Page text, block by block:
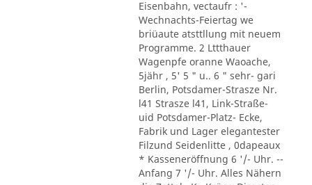
Eisenbahn, vectaufr : '-
Wechnachts-Feiertag we
briüaute atsttllung mit neuem
Programme. 2 Lttthauer
Wagenpfe oranne Waoache,
5jähr , 5' 5 " u.. 6 " sehr- gari
Berlin, Potsdamer-Strasze Nr.
l41 Strasze l41, Link-Straße-
uid Potsdamer-Platz- Ecke,
Fabrik und Lager elegantester
Filzund Seidenlitte , 0dapeaux
* Kasseneröffnung 6 '/- Uhr. --
Anfang 7 '/- Uhr. Alles Nähern